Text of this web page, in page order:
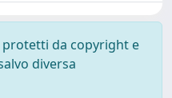
protetti da copyright e
diversa